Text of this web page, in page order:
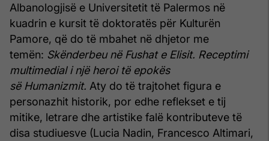
Albanologjisë e Universitetit të Palermos në
kuadrin e kursit të doktoratës për Kulturën
Pamore, që do të mbahet në dhjetor me
temën: Skënderbeu në Fushat e Elisit. Receptimi
multimedial i një heroi të epokës
së Humanizmit. Aty do të trajtohet figura e
personazhit historik, por edhe reflekset e tij
mitike, letrare dhe artistike falë kontributeve të
disa studiuesve (Lucia Nadin, Francesco Altimari,